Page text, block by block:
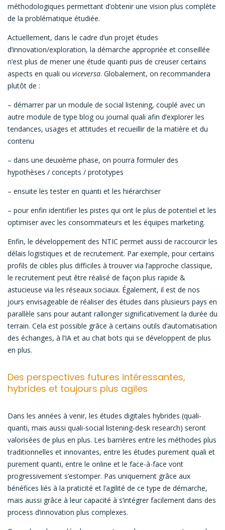
méthodologiques permettant d’obtenir une vision plus complète
de la problématique étudiée.
Actuellement, dans le cadre d’un projet études
d’innovation/exploration, la démarche appropriée et conseillée
n’est plus de mener une étude quanti puis de creuser certains
aspects en quali ou viceversa. Globalement, on recommandera
plutôt de :
– démarrer par un module de social listening, couplé avec un
autre module de type blog ou journal quali afin d’explorer les
tendances, usages et attitudes et recueillir de la matière et du
contenu
– dans une deuxième phase, on pourra formuler des
hypothèses / concepts / prototypes
– ensuite les tester en quanti et les hiérarchiser
– pour enfin identifier les pistes qui ont le plus de potentiel et les
optimiser avec les consommateurs et les équipes marketing.
Enfin, le développement des NTIC permet aussi de raccourcir les
délais logistiques et de recrutement. Par exemple, pour certains
profils de cibles plus difficiles à trouver via l’approche classique,
le recrutement peut être réalisé de façon plus rapide &
astucieuse via les réseaux sociaux. Également, il est de nos
jours envisageable de réaliser des études dans plusieurs pays en
parallèle sans pour autant rallonger significativement la durée du
terrain. Cela est possible grâce à certains outils d’automatisation
des échanges, à l’IA et au chat bots qui se développent de plus
en plus.
Des perspectives futures intéressantes,
hybrides et toujours plus agiles
Dans les années à venir, les études digitales hybrides (quali-
quanti, mais aussi quali-social listening-desk research) seront
valorisées de plus en plus. Les barrières entre les méthodes plus
traditionnelles et innovantes, entre les études purement quali et
purement quanti, entre le online et le face-à-face vont
progressivement s’estomper. Pas uniquement grâce aux
bénéfices liés à la praticité et l’agilité de ce type de démarche,
mais aussi grâce à leur capacité à s’intégrer facilement dans des
process d’innovation plus complexes.